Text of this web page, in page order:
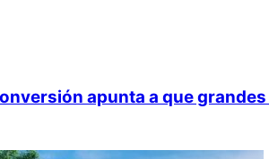
apunta a que